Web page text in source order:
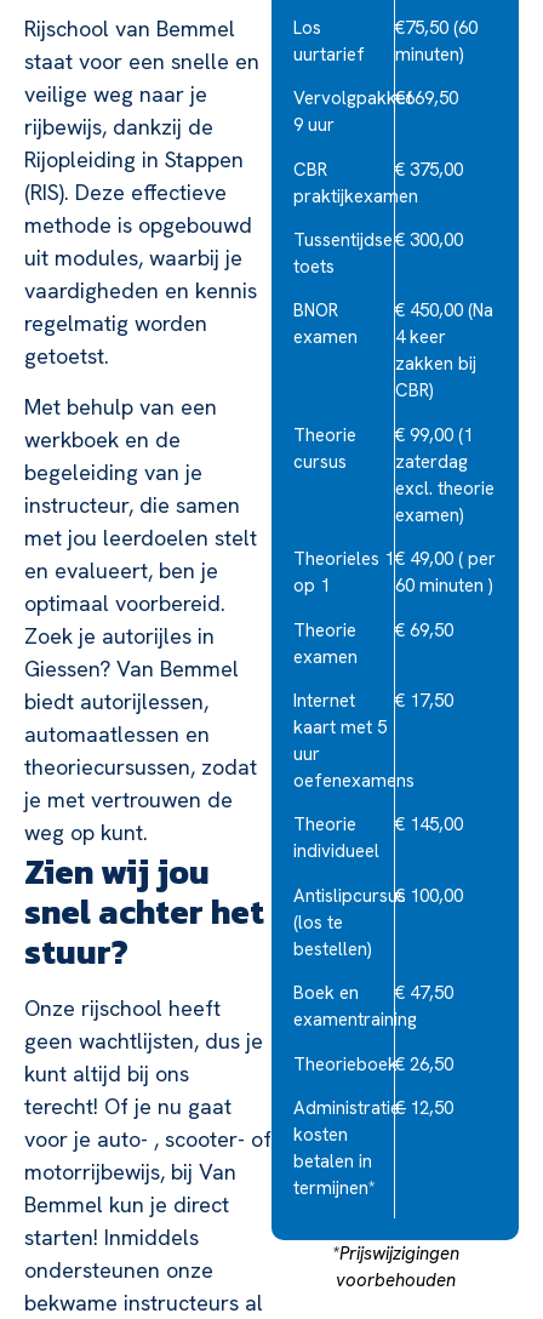
Rijschool van Bemmel
staat voor een snelle en
veilige weg naar je
rijbewijs, dankzij de
Rijopleiding in Stappen
(RIS). Deze effectieve
methode is opgebouwd
uit modules, waarbij je
vaardigheden en kennis
regelmatig worden
getoetst.
Met behulp van een
werkboek en de
begeleiding van je
instructeur, die samen
met jou leerdoelen stelt
en evalueert, ben je
optimaal voorbereid.
Zoek je autorijles in
Giessen? Van Bemmel
biedt autorijlessen,
automaatlessen en
theoriecursussen, zodat
je met vertrouwen de
weg op kunt.
Zien wij jou
snel achter het
stuur?
Onze rijschool heeft
geen wachtlijsten, dus je
kunt altijd bij ons
terecht! Of je nu gaat
voor je auto- , scooter- of
motorrijbewijs, bij Van
Bemmel kun je direct
starten! Inmiddels
ondersteunen onze
bekwame instructeurs al
Los
uurtarief
€75,50 (60
minuten)
Vervolgpakket
9 uur
€669,50
CBR
praktijkexamen
€ 375,00
Tussentijdse
toets
€ 300,00
BNOR
examen
€ 450,00 (Na
4 keer
zakken bij
CBR)
Theorie
cursus
€ 99,00 (1
zaterdag
excl. theorie
examen)
Theorieles 1
op 1
€ 49,00 ( per
60 minuten )
Theorie
examen
€ 69,50
Internet
kaart met 5
uur
oefenexamens
€ 17,50
Theorie
individueel
€ 145,00
Antislipcursus
(los te
bestellen)
€ 100,00
Boek en
examentraining
€ 47,50
Theorieboek€ 26,50
Administratie-
kosten
betalen in
termijnen*
€ 12,50
*Prijswijzigingen
voorbehouden